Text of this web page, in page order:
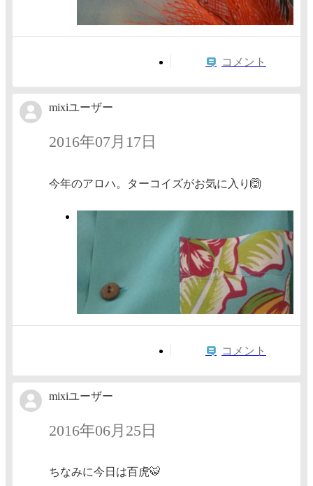
コメント
mixiユーザー
2016年07月17日
今年のアロハ。ターコイズがお気に入り🙆
コメント
mixiユーザー
2016年06月25日
ちなみに今日は百虎🐯